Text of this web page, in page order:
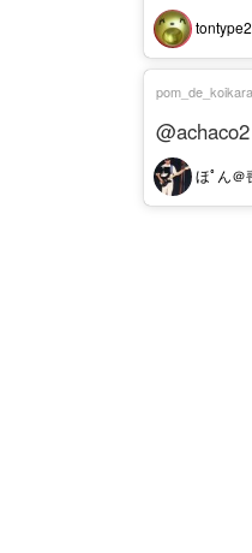
ほﾟん＠
pom_de_koikara